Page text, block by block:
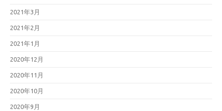
2021年3月
2021年2月
2021年1月
2020年12月
2020年11月
2020年10月
2020年9月